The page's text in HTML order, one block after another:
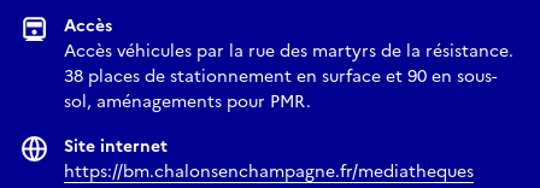
Accès
Accès véhicules par la rue des martyrs de la résistance.
38 places de stationnement en surface et 90 en sous-
sol, aménagements pour PMR.
Site internet
https://bm.chalonsenchampagne.fr/mediatheques